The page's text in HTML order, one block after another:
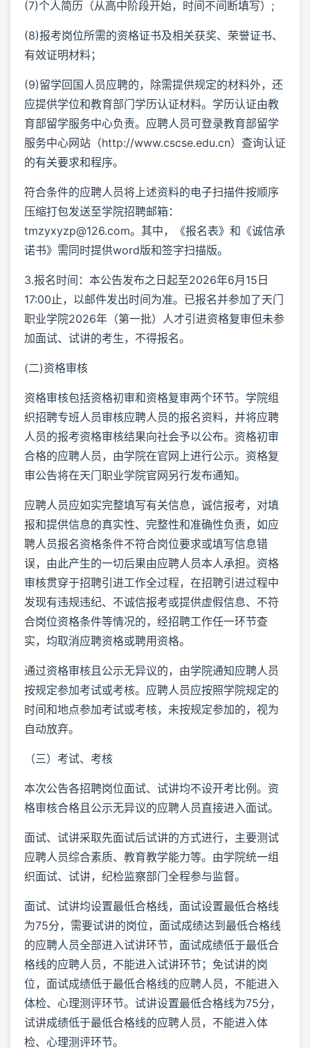
(7)个人简历（从高中阶段开始，时间不间断填写）;
(8)报考岗位所需的资格证书及相关获奖、荣誉证书、
有效证明材料；
(9)留学回国人员应聘的，除需提供规定的材料外，还
应提供学位和教育部门学历认证材料。学历认证由教
育部留学服务中心负责。应聘人员可登录教育部留学
服务中心网站（http://www.cscse.edu.cn）查询认证
的有关要求和程序。
符合条件的应聘人员将上述资料的电子扫描件按顺序
压缩打包发送至学院招聘邮箱：
tmzyxyzp@126.com。其中，《报名表》和《诚信承
诺书》需同时提供word版和签字扫描版。
3.报名时间：本公告发布之日起至2026年6月15日
17:00止，以邮件发出时间为准。已报名并参加了天门
职业学院2026年（第一批）人才引进资格复审但未参
加面试、试讲的考生，不得报名。
(二)资格审核
资格审核包括资格初审和资格复审两个环节。学院组
织招聘专班人员审核应聘人员的报名资料，并将应聘
人员的报考资格审核结果向社会予以公布。资格初审
合格的应聘人员，由学院在官网上进行公示。资格复
审公告将在天门职业学院官网另行发布通知。
应聘人员应如实完整填写有关信息，诚信报考，对填
报和提供信息的真实性、完整性和准确性负责，如应
聘人员报名资格条件不符合岗位要求或填写信息错
误，由此产生的一切后果由应聘人员本人承担。资格
审核贯穿于招聘引进工作全过程，在招聘引进过程中
发现有违规违纪、不诚信报考或提供虚假信息、不符
合岗位资格条件等情况的，经招聘工作任一环节查
实，均取消应聘资格或聘用资格。
通过资格审核且公示无异议的，由学院通知应聘人员
按规定参加考试或考核。应聘人员应按照学院规定的
时间和地点参加考试或考核，未按规定参加的，视为
自动放弃。
（三）考试、考核
本次公告各招聘岗位面试、试讲均不设开考比例。资
格审核合格且公示无异议的应聘人员直接进入面试。
面试、试讲采取先面试后试讲的方式进行，主要测试
应聘人员综合素质、教育教学能力等。由学院统一组
织面试、试讲，纪检监察部门全程参与监督。
面试、试讲均设置最低合格线，面试设置最低合格线
为75分，需要试讲的岗位，面试成绩达到最低合格线
的应聘人员全部进入试讲环节，面试成绩低于最低合
格线的应聘人员，不能进入试讲环节；免试讲的岗
位，面试成绩低于最低合格线的应聘人员，不能进入
体检、心理测评环节。试讲设置最低合格线为75分，
试讲成绩低于最低合格线的应聘人员，不能进入体
检、心理测评环节。